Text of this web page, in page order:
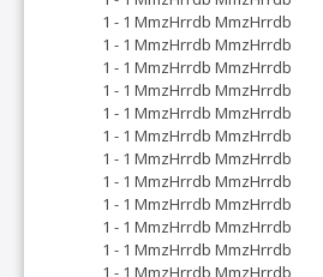
1 - 1 MmzHrrdb MmzHrrdb
1 - 1 MmzHrrdb MmzHrrdb
1 - 1 MmzHrrdb MmzHrrdb
1 - 1 MmzHrrdb MmzHrrdb
1 - 1 MmzHrrdb MmzHrrdb
1 - 1 MmzHrrdb MmzHrrdb
1 - 1 MmzHrrdb MmzHrrdb
1 - 1 MmzHrrdb MmzHrrdb
1 - 1 MmzHrrdb MmzHrrdb
1 - 1 MmzHrrdb MmzHrrdb
1 - 1 MmzHrrdb MmzHrrdb
1 - 1 MmzHrrdb MmzHrrdb